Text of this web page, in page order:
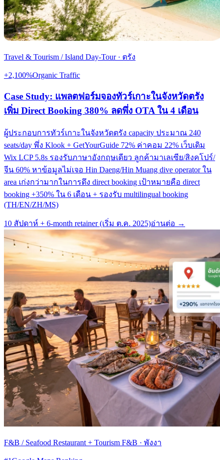
Travel & Tourism / Island Day-Tour· ตรัง
+2,100%Organic Traffic
Case Study: แพลตฟอร์มจองทัวร์เกาะในจังหวัดตรัง
เพิ่ม Direct Booking 380% ลดพึ่ง OTA ใน 4 เดือน
ผู้ประกอบการทัวร์เกาะในจังหวัดตรัง capacity ประมาณ 240
seats/day พึ่ง Klook + GetYourGuide 72% ค่าคอม 22% เว็บเดิม
Wix LCP 5.8s รองรับภาษาอังกฤษเดียว ลูกค้ามาเลเซีย/สิงคโปร์/
จีน 60% หาข้อมูลไม่เจอ Hin Daeng/Hin Muang dive operator ใน
area เก่งกว่ามากในการดึง direct booking เป้าหมายคือ direct
booking +350% ใน 6 เดือน + รองรับ multilingual booking
(TH/EN/ZH/MS)
10 สัปดาห์ + 6-month retainer (เริ่ม ต.ค. 2025)อ่านต่อ →
F&B / Seafood Restaurant + Tourism F&B · พังงา